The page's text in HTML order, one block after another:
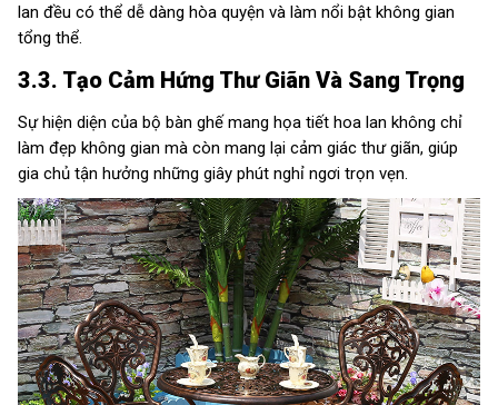
lan đều có thể dễ dàng hòa quyện và làm nổi bật không gian
tổng thể.
3.3. Tạo Cảm Hứng Thư Giãn Và Sang Trọng
Sự hiện diện của bộ bàn ghế mang họa tiết hoa lan không chỉ
làm đẹp không gian mà còn mang lại cảm giác thư giãn, giúp
gia chủ tận hưởng những giây phút nghỉ ngơi trọn vẹn.